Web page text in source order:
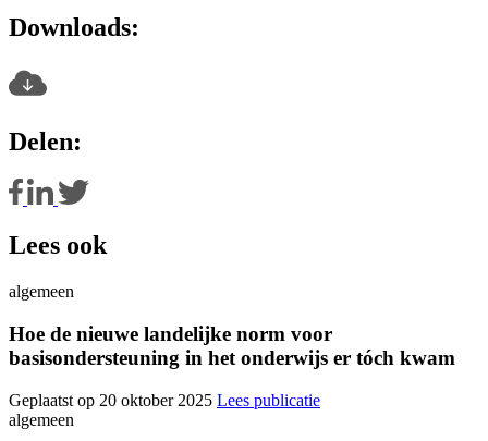
Downloads:
Delen:
Lees ook
algemeen
Hoe de nieuwe landelijke norm voor
basisondersteuning in het onderwijs er tóch kwam
Geplaatst op 20 oktober 2025 Lees publicatie
algemeen